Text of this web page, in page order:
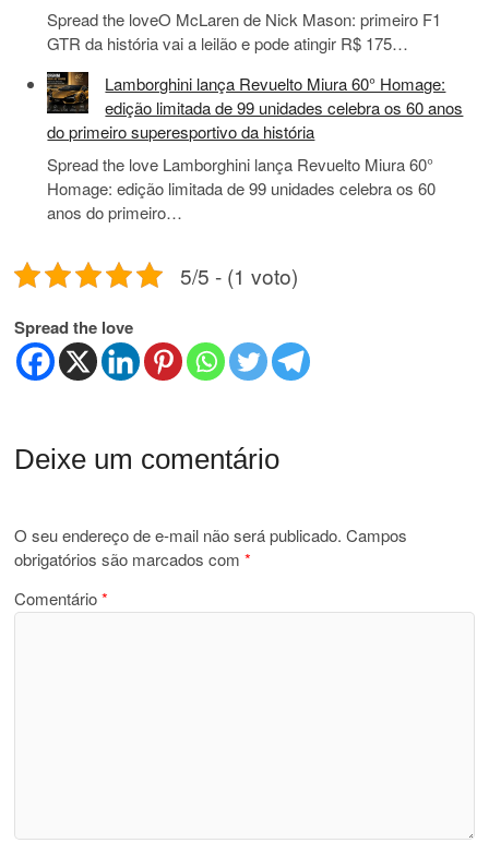
Spread the loveO McLaren de Nick Mason: primeiro F1
GTR da história vai a leilão e pode atingir R$ 175…
Lamborghini lança Revuelto Miura 60° Homage:
edição limitada de 99 unidades celebra os 60 anos
do primeiro superesportivo da história
Spread the love Lamborghini lança Revuelto Miura 60°
Homage: edição limitada de 99 unidades celebra os 60
anos do primeiro…
5/5 - (1 voto)
Spread the love
Deixe um comentário
O seu endereço de e-mail não será publicado. Campos
obrigatórios são marcados com*
Comentário*